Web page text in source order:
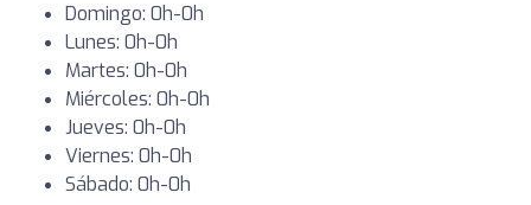
Domingo: 0h-0h
Lunes: 0h-0h
Martes: 0h-0h
Miércoles: 0h-0h
Jueves: 0h-0h
Viernes: 0h-0h
Sábado: 0h-0h